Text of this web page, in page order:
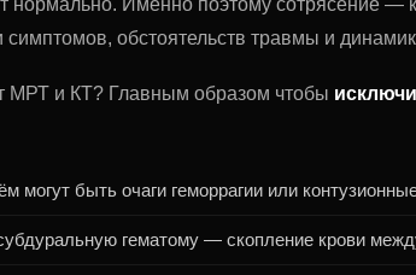
нормально. Именно поэтому сотрясение —
симптомов, обстоятельств травмы и
МРТ и КТ? Главным образом чтобы
могут быть очаги геморрагии или
гематому — скопление крови